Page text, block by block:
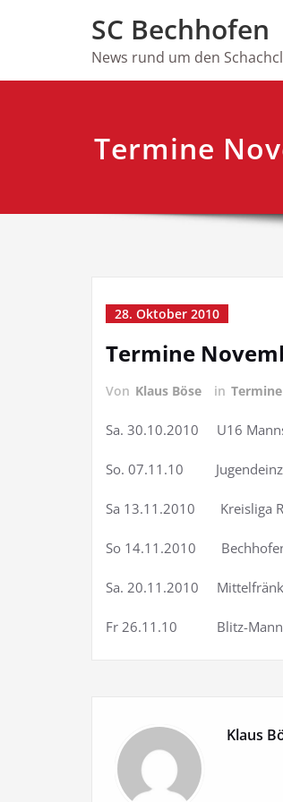
SC Bechhofen
News rund um den
Termine
28. Oktober 2010
Termine
Von Klaus Böse in Termine
Sa. 30.10.2010 U16
So. 07.11.10
Sa 13.11.2010 Kreisliga
So 14.11.2010 Bechhofen
Sa. 20.11.2010
Fr 26.11.10 Blitz-
Klaus